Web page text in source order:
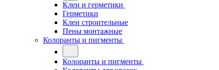
Клеи и герметики
Герметики
Клеи строительные
Пены монтажные
Колоранты и пигменты
Колоранты и пигменты